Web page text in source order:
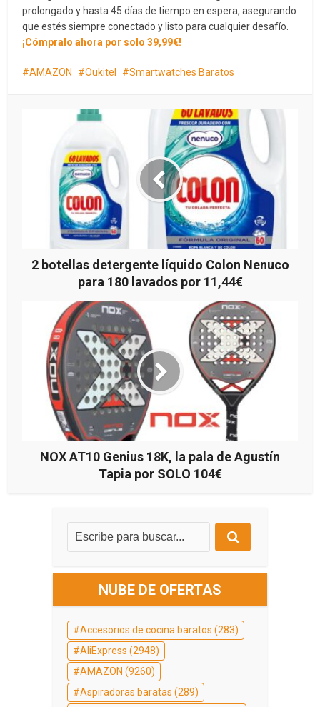
prolongado y hasta 45 días de tiempo en espera, asegurando
que estés siempre conectado y listo para cualquier desafío.
¡Cómpralo ahora por solo 39,99€!
AMAZON Oukitel Smartwatches Baratos
2 botellas detergente líquido Colon Nenuco
para 180 lavados por 11,44€
NOX AT10 Genius 18K, la pala de Agustín
Tapia por SOLO 104€
NUBE DE OFERTAS
Accesorios de cocina baratos (283)
AliExpress (2948)
AMAZON (9260)
Aspiradoras baratas (289)